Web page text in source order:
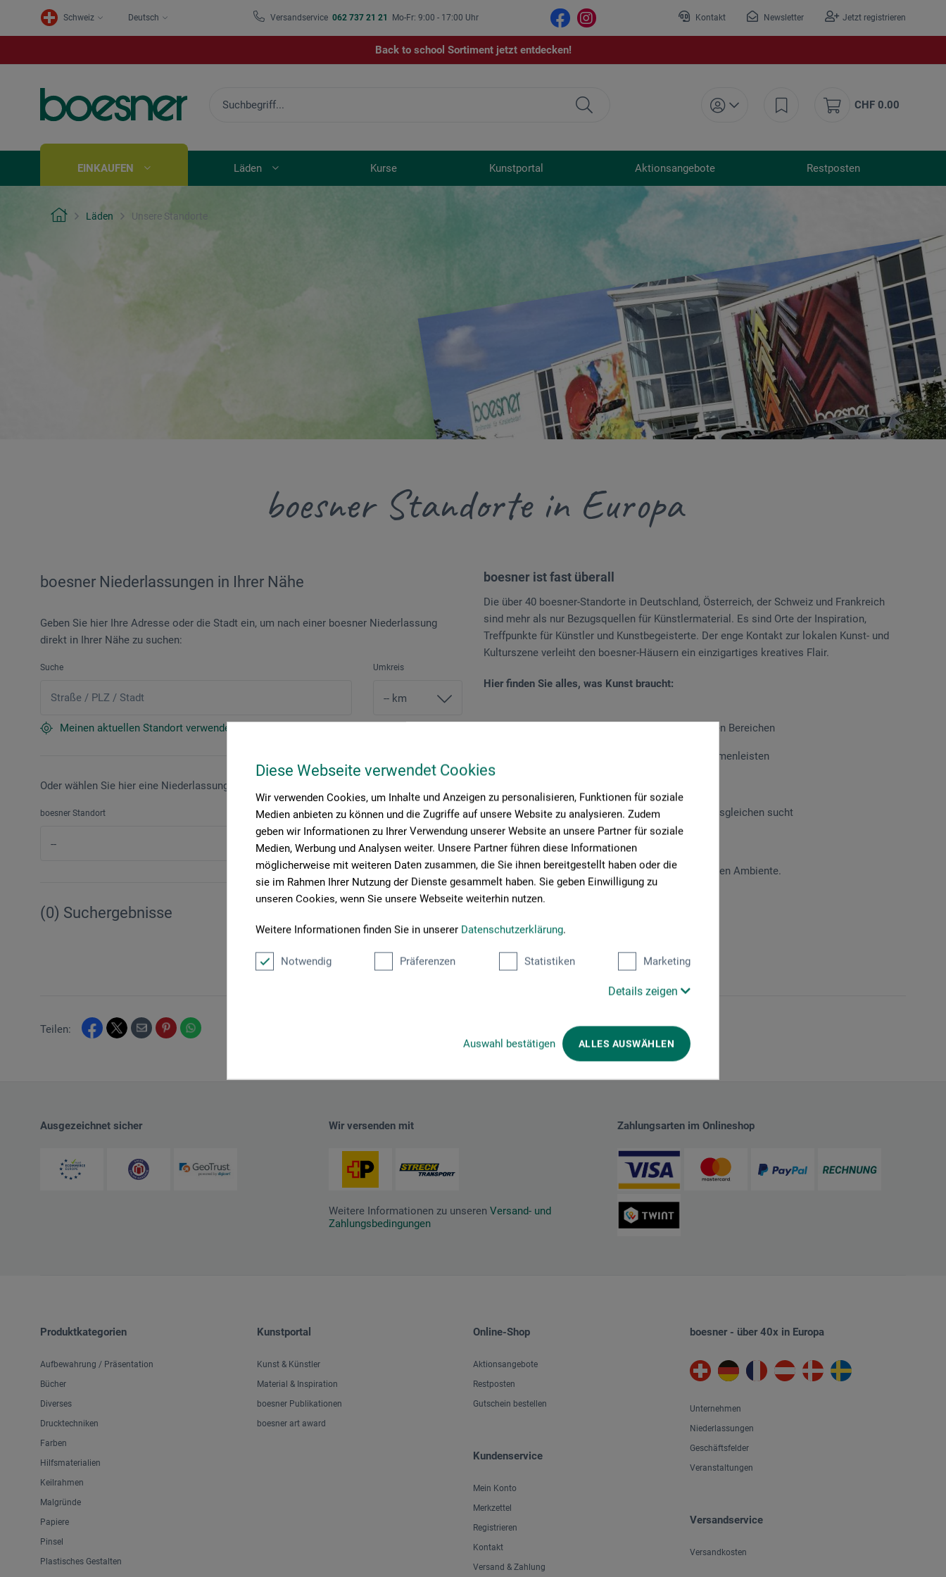
Diese Webseite verwendet Cookies
Wir verwenden Cookies, um Inhalte und Anzeigen zu personalisieren, Funktionen für soziale
Medien anbieten zu können und die Zugriffe auf unsere Website zu analysieren. Zudem
geben wir Informationen zu Ihrer Verwendung unserer Website an unsere Partner für soziale
Medien, Werbung und Analysen weiter. Unsere Partner führen diese Informationen
möglicherweise mit weiteren Daten zusammen, die Sie ihnen bereitgestellt haben oder die
sie im Rahmen Ihrer Nutzung der Dienste gesammelt haben. Sie geben Einwilligung zu
unseren Cookies, wenn Sie unsere Webseite weiterhin nutzen.
Weitere Informationen finden Sie in unserer Datenschutzerklärung.
Notwendig Präferenzen Statistiken Marketing
Details zeigen
Auswahl bestätigen ALLES AUSWÄHLEN
Schweiz Deutsch Versandservice 062 737 21 21 Mo-Fr: 9:00 - 17:00 Uhr Kontakt Newsletter Jetzt registrieren
Back to school Sortiment jetzt entdecken!
CHF 0.00
EINKAUFEN Läden Kurse Kunstportal Aktionsangebote Restposten
Läden Unsere Standorte
boesner Standorte in Europa
boesner Niederlassungen in Ihrer Nähe
Geben Sie hier Ihre Adresse oder die Stadt ein, um nach einer boesner Niederlassung
direkt in Ihrer Nähe zu suchen:
Suche
Meinen aktuellen Standort verwenden
Umkreis
Oder wählen Sie hier eine Niederlassung aus:
boesner Standort
(0) Suchergebnisse
boesner ist fast überall
Die über 40 boesner-Standorte in Deutschland, Österreich, der Schweiz und Frankreich
sind mehr als nur Bezugsquellen für Künstlermaterial. Es sind Orte der Inspiration,
Treffpunkte für Künstler und Kunstbegeisterte. Der enge Kontakt zur lokalen Kunst- und
Kulturszene verleiht den boesner-Häusern ein einzigartiges kreatives Flair.
Hier finden Sie alles, was Kunst braucht:
mehr als 26'000 Artikel aus allen künstlerischen Bereichen
ein grosses Angebot an Bilderrahmen und Rahmenleisten
ein Angebot an Büchern und Medien, das seinesgleichen sucht
Kurse und Veranstaltungen
... und das alles in einem anregenden, künstlerischen Ambiente.
Teilen:
Ausgezeichnet sicher Wir versenden mit
Weitere Informationen zu unseren Versand- und
Zahlungsbedingungen
Zahlungsarten im Onlineshop
Produktkategorien
Aufbewahrung / Präsentation
Bücher
Diverses
Drucktechniken
Farben
Hilfsmaterialien
Keilrahmen
Malgründe
Papiere
Pinsel
Plastisches Gestalten
Kunstportal
Kunst & Künstler
Material & Inspiration
boesner Publikationen
boesner art award
Online-Shop
Aktionsangebote
Restposten
Gutschein bestellen
Kundenservice
Mein Konto
Merkzettel
Registrieren
Kontakt
Versand & Zahlung
boesner - über 40x in Europa
Unternehmen
Niederlassungen
Geschäftsfelder
Veranstaltungen
Versandservice
Versandkosten